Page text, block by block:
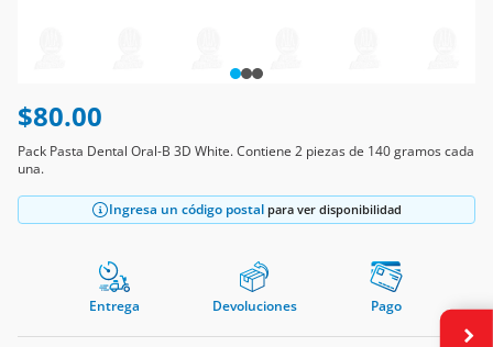
$80.00
Pack Pasta Dental Oral-B 3D White. Contiene 2 piezas de 140 gramos cada
una.
Ingresa un código postal para ver disponibilidad
Entrega Devoluciones Pago